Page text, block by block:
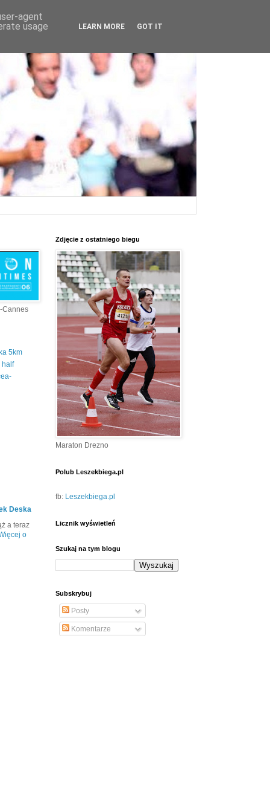
Cannes
5km
half
Deska
a teraz
o
Zdjęcie z ostatniego biegu
Maraton Drezno
Polub Leszekbiega.pl
fb: Leszekbiega.pl
Licznik wyświetleń
Szukaj na tym blogu
Subskrybuj
Posty
Komentarze
agent
usage
LEARN MORE GOT IT